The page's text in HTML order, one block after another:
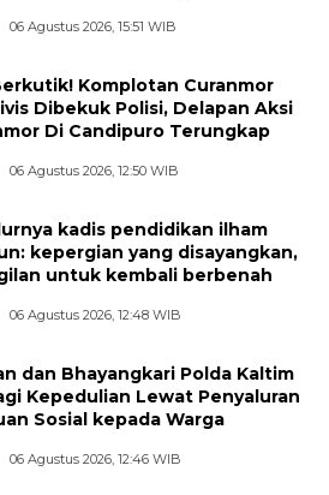
06 Agustus 2026, 15:51 WIB
Komplotan Curanmor
Dibekuk Polisi, Delapan Aksi
Di Candipuro Terungkap
06 Agustus 2026, 12:50 WIB
kadis pendidikan ilham
kepergian yang disayangkan,
untuk kembali berbenah
06 Agustus 2026, 12:48 WIB
dan Bhayangkari Polda Kaltim
Kepedulian Lewat Penyaluran
Sosial kepada Warga
06 Agustus 2026, 12:46 WIB